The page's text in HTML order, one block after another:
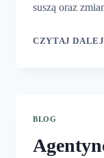
suszą oraz
CZYTAJ DALEJ
BLOG